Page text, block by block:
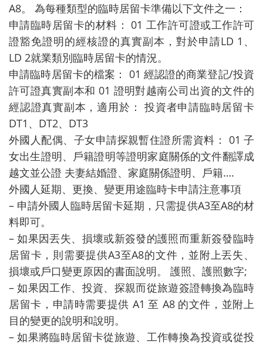
A8。 為每種類型的臨時居留卡準備以下文件之一：
申請臨時居留卡的材料： 01 工作許可證或工作許可
證豁免證明的經核證的真實副本，對於申請LD 1、
LD 2就業類別臨時居留卡的情況。
申請臨時居留卡的檔案： 01 經認證的商業登記/投資
許可證真實副本和 01 證明對越南公司出資的文件的
經認證真實副本，適用於： 投資者申請臨時居留卡
DT1、DT2、DT3
外國人配偶、子女申請探親暫住證所需資料： 01 子
女出生證明、戶籍證明等證明家庭關係的文件翻譯成
越文並公證 夫妻結婚證、家庭關係證明、戶籍….
外國人延期、更換、變更用途臨時卡申請注意事項
– 申請外國人臨時居留卡延期，只需提供A3至A8的材
料即可。
– 如果因丟失、損壞或新簽發的護照而重新簽發臨時
居留卡，則需要提供A3至A8的文件，並附上丟失、
損壞或戶口變更原因的書面說明。 護照、護照數字;
– 如果因工作、投資、探親而從旅遊簽證轉換為臨時
居留卡，申請時需要提供 A1 至 A8 的文件，並附上
目的變更的說明和說明。
– 如果將臨時居留卡從旅遊、工作轉換為投資或從投